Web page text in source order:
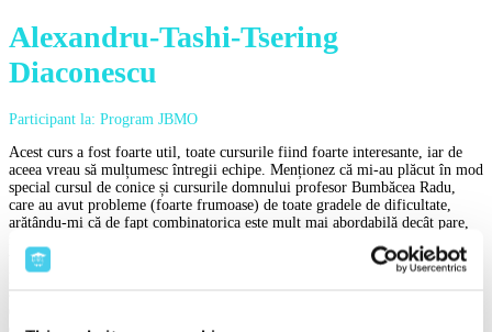
Alexandru-Tashi-Tsering
Diaconescu
Participant la: Program JBMO
Acest curs a fost foarte util, toate cursurile fiind foarte interesante, iar de
aceea vreau să mulțumesc întregii echipe. Menționez că mi-au plăcut în mod
special cursul de conice și cursurile domnului profesor Bumbăcea Radu,
care au avut probleme (foarte frumoase) de toate gradele de dificultate,
arătându-mi că de fapt combinatorica este mult mai abordabilă decât pare,
treci la probleme de baraj. De asemenea am remarcat cu bucurie că
problemele de la simulările de baraj au fost originale. O îmbunătățire care
definită la cursul 8), și predarea (la seniori) a unor sesiuni de curs de